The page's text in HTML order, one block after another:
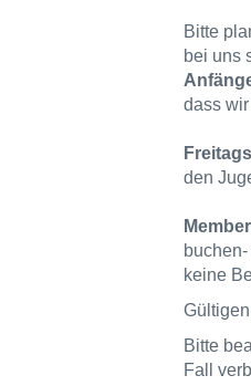
Bitte
bei uns
dass
Freitags
den
keine
Gültigen
Bitte
Fall